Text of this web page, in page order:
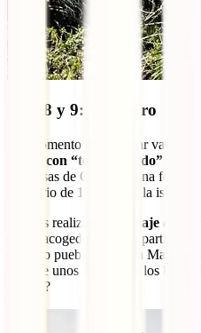
Días 8 y 9: Varadero
¡Es momento de disfrutar
resort con “todo incluido” y
hermosas de Cuba. Es una forma
itinerario de 10 días por la isla.
Si estás realizando un
viaje
en las acogedoras casas
cercano pueblo de Santa Marta.
tomarte unos mojitos en los bares
¿cierto?